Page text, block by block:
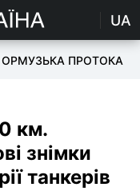
UA
ОРМУЗЬКА ПРОТОКА
км.
знімки
танкерів